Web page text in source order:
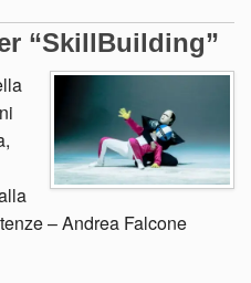
“SkillBuilding”
– Andrea Falcone